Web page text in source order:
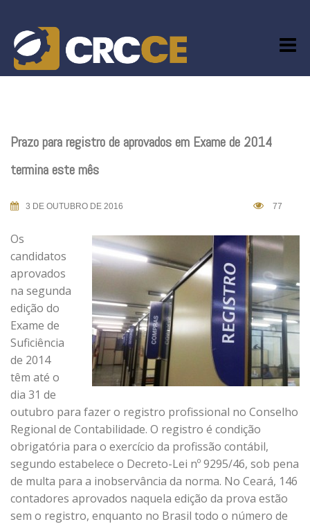
content
Prazo para registro de aprovados em Exame de 2014
termina este mês
3 DE OUTUBRO DE 2016 77
Os
candidatos
aprovados
na segunda
edição do
Exame de
Suficiência
de 2014
têm até o
dia 31 de
outubro para fazer o registro profissional no Conselho
Regional de Contabilidade. O registro é condição
obrigatória para o exercício da profissão contábil,
segundo estabelece o Decreto-Lei nº 9295/46, sob pena
de multa para a inobservância da norma. No Ceará, 146
contadores aprovados naquela edição da prova estão
sem o registro, enquanto no Brasil todo o número de